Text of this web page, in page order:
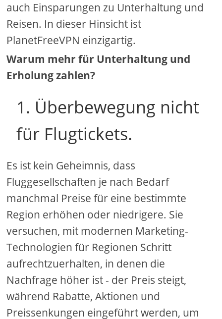
auch Einsparungen zu Unterhaltung und
Reisen. In dieser Hinsicht ist
PlanetFreeVPN einzigartig.
Warum mehr für Unterhaltung und
Erholung zahlen?
1. Überbewegung nicht
für Flugtickets.
Es ist kein Geheimnis, dass
Fluggesellschaften je nach Bedarf
manchmal Preise für eine bestimmte
Region erhöhen oder niedrigere. Sie
versuchen, mit modernen Marketing-
Technologien für Regionen Schritt
aufrechtzuerhalten, in denen die
Nachfrage höher ist - der Preis steigt,
während Rabatte, Aktionen und
Preissenkungen eingeführt werden, um